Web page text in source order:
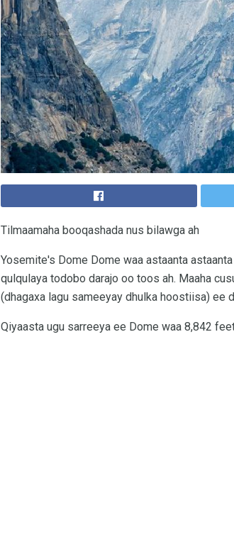
Tilmaamaha booqashada nus bilawga ah
Yosemite's Dome Dome waa astaanta
qulqulaya todobo darajo oo toos ah. Maaha
(dhagaxa lagu sameeyay dhulka hoostiisa) ee
Qiyaasta ugu sarreeya ee Dome waa 8,842